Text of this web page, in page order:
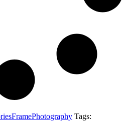
FramePhotography Tags: